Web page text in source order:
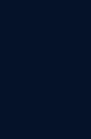
profesionistë të
/ ndërtimtarisë –
të studimit. U potencua
themelore që
e mënyrës së
nevoja për ndarje të
duhet të kryhen nga i
interesit dhe rrit